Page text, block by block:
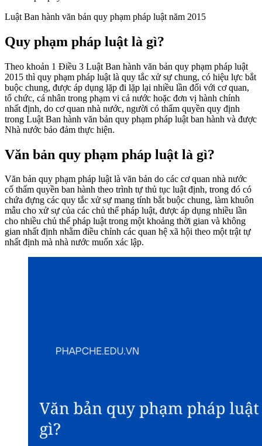
Luật Ban hành văn bản quy phạm pháp luật năm 2015
Quy phạm pháp luật là gì?
Theo khoản 1 Điều 3 Luật Ban hành văn bản quy phạm pháp luật
2015 thì quy phạm pháp luật là quy tắc xử sự chung, có hiệu lực bắt
buộc chung, được áp dụng lặp đi lặp lại nhiều lần đối với cơ quan,
tổ chức, cá nhân trong phạm vi cả nước hoặc đơn vị hành chính
nhất định, do cơ quan nhà nước, người có thẩm quyền quy định
trong Luật Ban hành văn bản quy phạm pháp luật ban hành và được
Nhà nước bảo đảm thực hiện.
Văn bản quy phạm pháp luật là gì?
Văn bản quy phạm pháp luật là văn bản do các cơ quan nhà nước
cố thẩm quyền ban hành theo trình tự thủ tục luật định, trong đó có
chứa đựng các quy tắc xử sự mang tính bắt buộc chung, làm khuôn
mẫu cho xử sự của các chủ thể pháp luật, được áp dụng nhiều lần
cho nhiều chủ thể pháp luật trong một khoảng thời gian và không
gian nhất định nhằm điều chỉnh các quan hệ xã hội theo một trật tự
nhất định mà nhà nước muốn xác lập.